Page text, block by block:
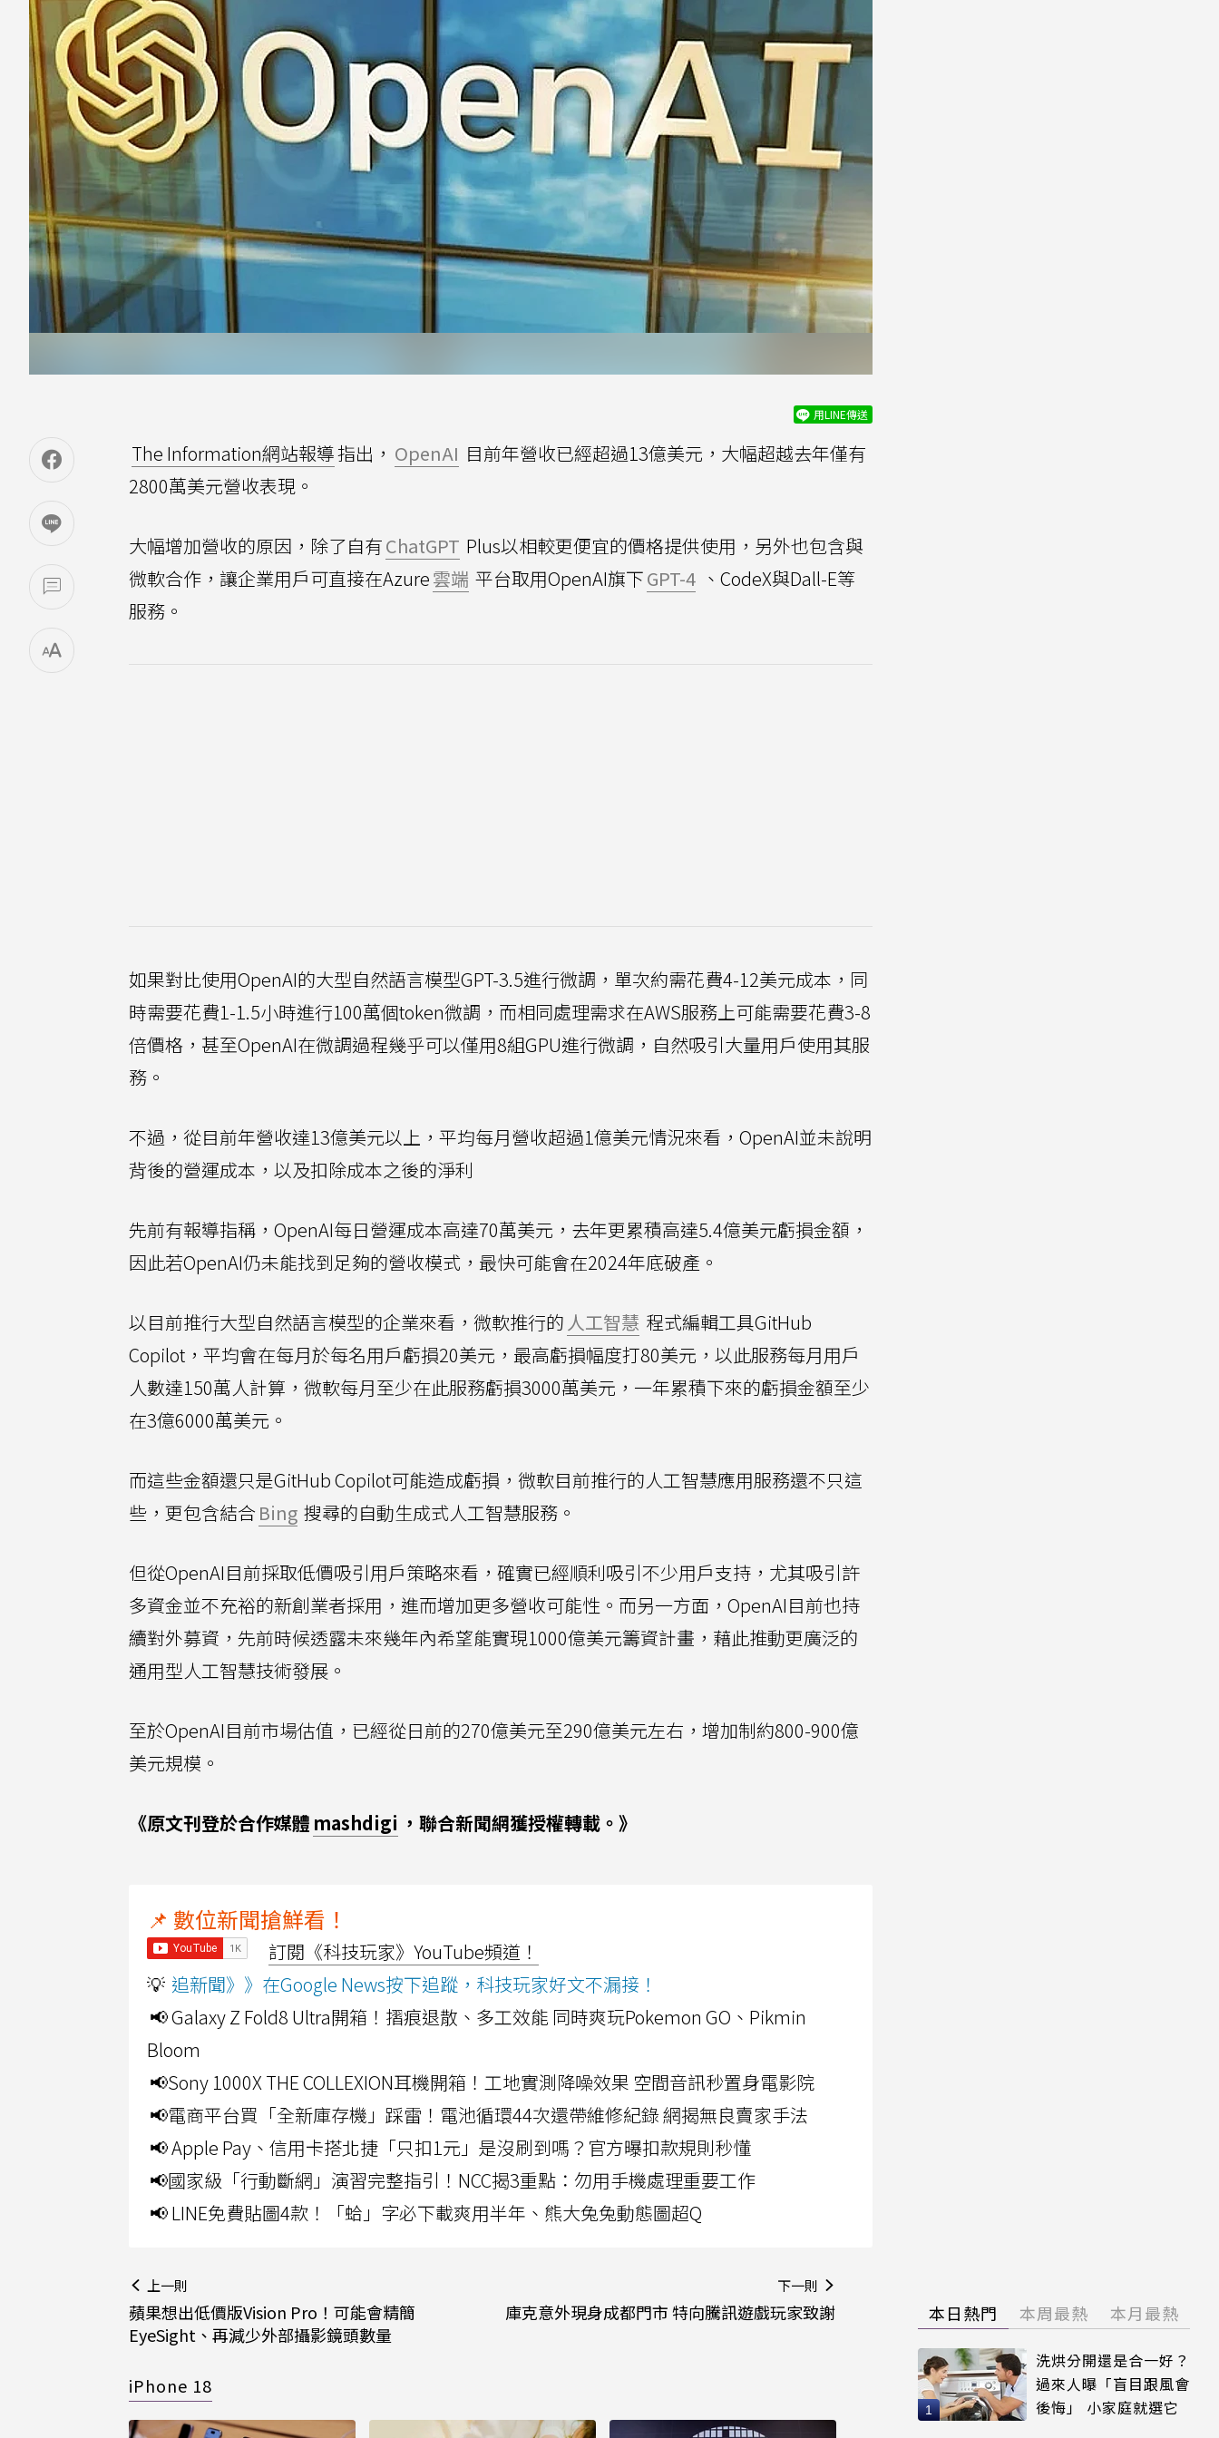
用LINE傳送
The Information網站報導指出， OpenAI 目前年營收已經超過13億美元，大幅超越去年僅有
2800萬美元營收表現。
大幅增加營收的原因，除了自有ChatGPT Plus以相較更便宜的價格提供使用，另外也包含與
微軟合作，讓企業用戶可直接在Azure雲端 平台取用OpenAI旗下GPT-4 、CodeX與Dall-E等
服務。
如果對比使用OpenAI的大型自然語言模型GPT-3.5進行微調，單次約需花費4-12美元成本，同
時需要花費1-1.5小時進行100萬個token微調，而相同處理需求在AWS服務上可能需要花費3-8
倍價格，甚至OpenAI在微調過程幾乎可以僅用8組GPU進行微調，自然吸引大量用戶使用其服
務。
不過，從目前年營收達13億美元以上，平均每月營收超過1億美元情況來看，OpenAI並未說明
背後的營運成本，以及扣除成本之後的淨利
先前有報導指稱，OpenAI每日營運成本高達70萬美元，去年更累積高達5.4億美元虧損金額，
因此若OpenAI仍未能找到足夠的營收模式，最快可能會在2024年底破產。
以目前推行大型自然語言模型的企業來看，微軟推行的 人工智慧 程式編輯工具GitHub
Copilot，平均會在每月於每名用戶虧損20美元，最高虧損幅度打80美元，以此服務每月用戶
人數達150萬人計算，微軟每月至少在此服務虧損3000萬美元，一年累積下來的虧損金額至少
在3億6000萬美元。
而這些金額還只是GitHub Copilot可能造成虧損，微軟目前推行的人工智慧應用服務還不只這
些，更包含結合 Bing 搜尋的自動生成式人工智慧服務。
但從OpenAI目前採取低價吸引用戶策略來看，確實已經順利吸引不少用戶支持，尤其吸引許
多資金並不充裕的新創業者採用，進而增加更多營收可能性。而另一方面，OpenAI目前也持
續對外募資，先前時候透露未來幾年內希望能實現1000億美元籌資計畫，藉此推動更廣泛的
通用型人工智慧技術發展。
至於OpenAI目前市場估值，已經從日前的270億美元至290億美元左右，增加制約800-900億
美元規模。
《原文刊登於合作媒體 mashdigi ，聯合新聞網獲授權轉載。》
📌 數位新聞搶鮮看！
訂閱《科技玩家》YouTube頻道！
💡 追新聞》》在Google News按下追蹤，科技玩家好文不漏接！
📢 Galaxy Z Fold8 Ultra開箱！摺痕退散、多工效能 同時爽玩Pokemon GO、Pikmin
Bloom
📢Sony 1000X THE COLLEXION耳機開箱！工地實測降噪效果 空間音訊秒置身電影院
📢電商平台買「全新庫存機」踩雷！電池循環44次還帶維修紀錄 網揭無良賣家手法
📢 Apple Pay、信用卡搭北捷「只扣1元」是沒刷到嗎？官方曝扣款規則秒懂
📢國家級「行動斷網」演習完整指引！NCC揭3重點：勿用手機處理重要工作
📢 LINE免費貼圖4款！「蛤」字必下載爽用半年、熊大兔兔動態圖超Q
上一則
蘋果想出低價版Vision Pro！可能會精簡
EyeSight、再減少外部攝影鏡頭數量
下一則
庫克意外現身成都門市 特向騰訊遊戲玩家致謝
iPhone 18
本日熱門 本周最熱 本月最熱
洗烘分開還是合一好？
過來人曝「盲目跟風會
後悔」 小家庭就選它